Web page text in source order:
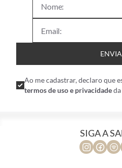
Ao me cadastrar, declaro que
termos de uso e privacidade
SIGA A